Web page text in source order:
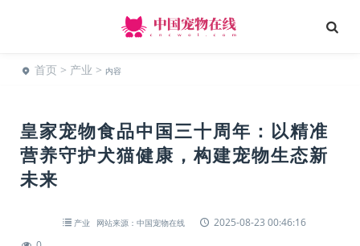
首页 > 产业 > 内容
皇家宠物食品中国三十周年：以精准
营养守护犬猫健康，构建宠物生态新
未来
产业 网站来源：中国宠物在线
2025-08-23 00:46:16